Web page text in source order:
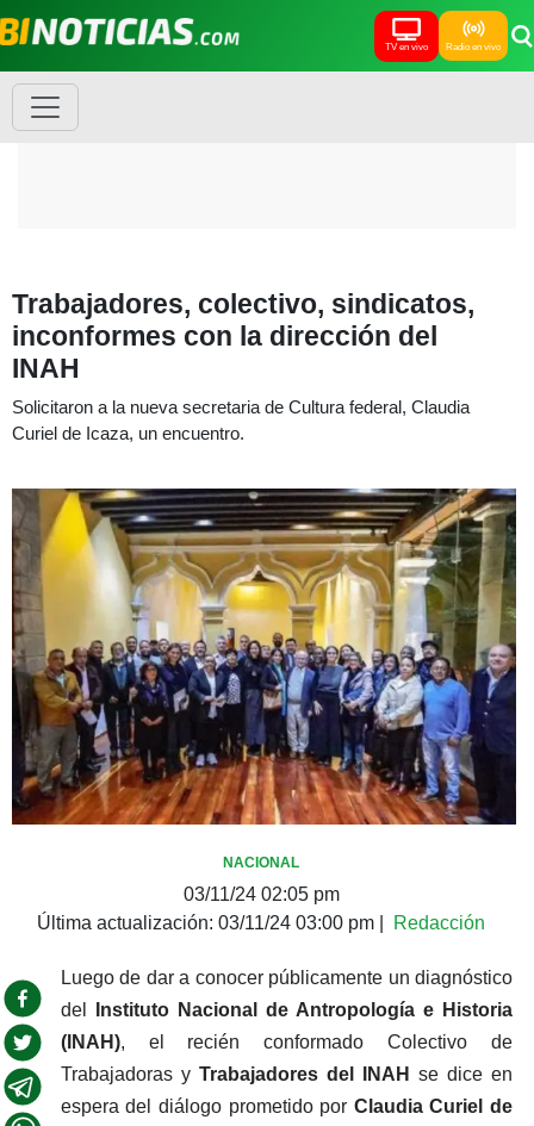
TV en vivo Radio en vivo
Trabajadores, colectivo, sindicatos,
inconformes con la dirección del
INAH
Solicitaron a la nueva secretaria de Cultura federal, Claudia
Curiel de Icaza, un encuentro.
NACIONAL
03/11/24 02:05 pm
Última actualización: 03/11/24 03:00 pm Redacción
Luego de dar a conocer públicamente un diagnóstico
del
Instituto Nacional de Antropología e Historia
(INAH), el recién conformado Colectivo de
Trabajadoras y Trabajadores del INAH se dice en
espera del diálogo prometido por Claudia Curiel de